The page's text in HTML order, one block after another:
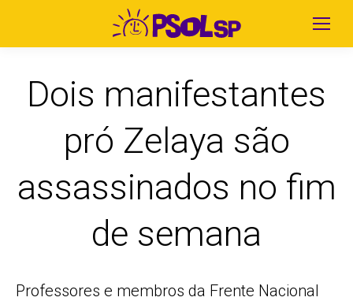
Dois manifestantes
pró Zelaya são
assassinados no fim
de semana
Professores e membros da Frente Nacional